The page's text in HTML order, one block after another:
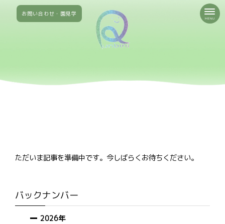
お問い合わせ・園見学
MENU
ただいま記事を準備中です。今しばらくお待ちください。
バックナンバー
2026年